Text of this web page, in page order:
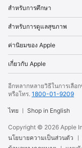
สำหรับการศึกษา
สำหรับการดูแลสุขภาพ
ค่านิยมของ Apple
เกี่ยวกับ Apple
อีกหลากหลายวิธีในการเลือ
หรือโทร. 1800-01-9209
ไทย Shop in English
Copyright © 2026 Apple
นโยบายความเป็นส่วนตัว